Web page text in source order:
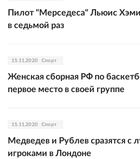
Пилот "Мерседеса" Льюис
в седьмой раз
15.11.2020 Спорт
Женская сборная РФ по
первое место в своей группе
15.11.2020 Спорт
Медведев и Рублев сразятся с
игроками в Лондоне